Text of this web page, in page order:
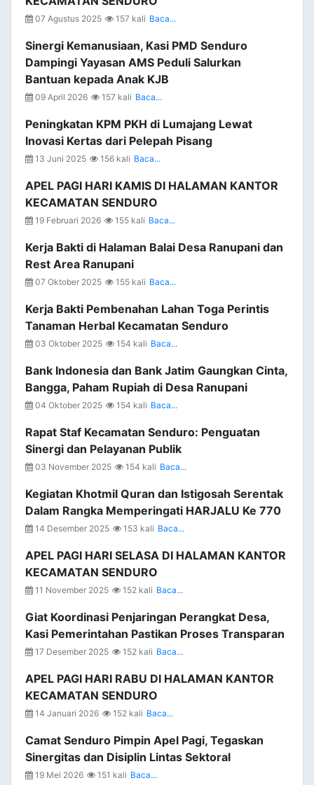
07 Agustus 2025 157 kali Baca...
Sinergi Kemanusiaan, Kasi PMD Senduro
Dampingi Yayasan AMS Peduli Salurkan
Bantuan kepada Anak KJB
09 April 2026 157 kali Baca...
Peningkatan KPM PKH di Lumajang Lewat
Inovasi Kertas dari Pelepah Pisang
13 Juni 2025 156 kali Baca...
APEL PAGI HARI KAMIS DI HALAMAN KANTOR
KECAMATAN SENDURO
19 Februari 2026 155 kali Baca...
Kerja Bakti di Halaman Balai Desa Ranupani dan
Rest Area Ranupani
07 Oktober 2025 155 kali Baca...
Kerja Bakti Pembenahan Lahan Toga Perintis
Tanaman Herbal Kecamatan Senduro
03 Oktober 2025 154 kali Baca...
Bank Indonesia dan Bank Jatim Gaungkan Cinta,
Bangga, Paham Rupiah di Desa Ranupani
04 Oktober 2025 154 kali Baca...
Rapat Staf Kecamatan Senduro: Penguatan
Sinergi dan Pelayanan Publik
03 November 2025 154 kali Baca...
Kegiatan Khotmil Quran dan Istigosah Serentak
Dalam Rangka Memperingati HARJALU Ke 770
14 Desember 2025 153 kali Baca...
APEL PAGI HARI SELASA DI HALAMAN KANTOR
KECAMATAN SENDURO
11 November 2025 152 kali Baca...
Giat Koordinasi Penjaringan Perangkat Desa,
Kasi Pemerintahan Pastikan Proses Transparan
17 Desember 2025 152 kali Baca...
APEL PAGI HARI RABU DI HALAMAN KANTOR
KECAMATAN SENDURO
14 Januari 2026 152 kali Baca...
Camat Senduro Pimpin Apel Pagi, Tegaskan
Sinergitas dan Disiplin Lintas Sektoral
19 Mei 2026 151 kali Baca...